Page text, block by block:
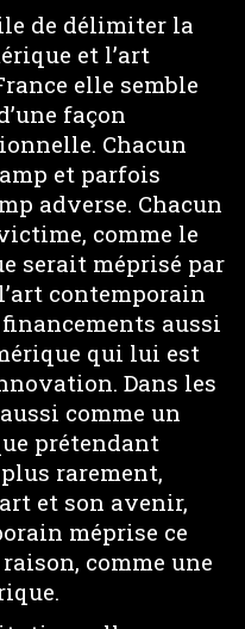
de délimiter la
et l’art
elle semble
façon
Chacun
et parfois
adverse. Chacun
comme le
serait méprisé par
contemporain
aussi
qui lui est
Dans les
comme un
prétendant
rarement,
et son avenir,
méprise ce
comme une